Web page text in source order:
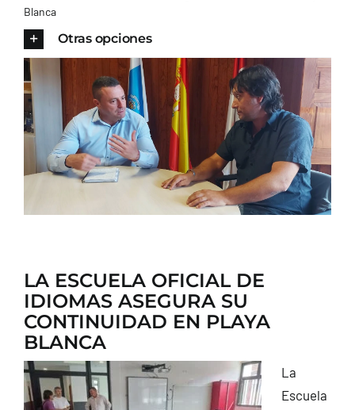
AYUNTAMIENTO
TURISMO
CONTACTO
Blanca
Otras opciones
LA ESCUELA OFICIAL DE
IDIOMAS ASEGURA SU
CONTINUIDAD EN PLAYA
BLANCA
La
Escuela